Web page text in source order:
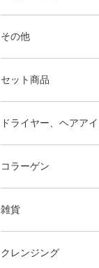
その他
セット商品
ドライヤー、ヘアア
コラーゲン
雑貨
クレンジング